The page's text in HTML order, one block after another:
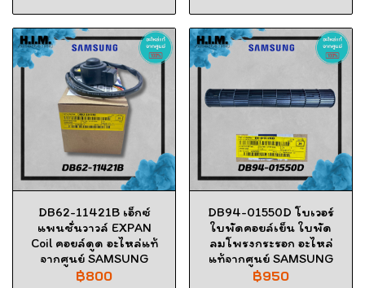
DB62-11421B เอ็กซ์
แพนชั่นวาวล์ EXPAN
Coil คอยล์ดูด อะไหล่แท้
จากศูนย์ SAMSUNG
฿800
DB94-01550D โบเวอร์
ใบพัดคอยล์เย็น ใบพัด
ลมโพรงกระรอก อะไหล่
แท้จากศูนย์ SAMSUNG
฿950